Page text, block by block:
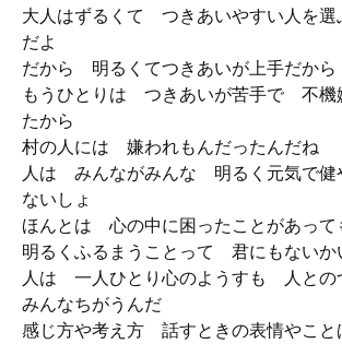
大人はずるくて つきあいやすい人を
だよ
だから 明るくてつきあいが上手だか
もうひとりは つきあいが苦手で 不機
たから
村の人には 嫌われもんだったんだね
人は みんながみんな 明るく元気で健
ないしょ
ほんとは 心の中に困ったことがあっ
明るくふるまうことって 君にもないか
人は 一人ひとり心のようすも 人との
みんなちがうんだ
感じ方や考え方 話すときの表情やこ